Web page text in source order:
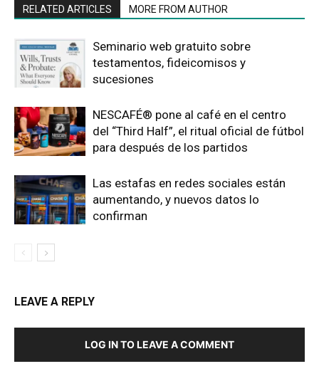
RELATED ARTICLES MORE FROM AUTHOR
Seminario web gratuito sobre
testamentos, fideicomisos y
sucesiones
NESCAFÉ® pone al café en el centro
del “Third Half”, el ritual oficial de fútbol
para después de los partidos
Las estafas en redes sociales están
aumentando, y nuevos datos lo
confirman
LEAVE A REPLY
LOG IN TO LEAVE A COMMENT